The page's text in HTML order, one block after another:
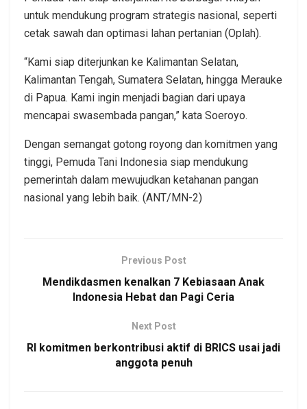
untuk mendukung program strategis nasional, seperti
cetak sawah dan optimasi lahan pertanian (Oplah).
“Kami siap diterjunkan ke Kalimantan Selatan,
Kalimantan Tengah, Sumatera Selatan, hingga Merauke
di Papua. Kami ingin menjadi bagian dari upaya
mencapai swasembada pangan,” kata Soeroyo.
Dengan semangat gotong royong dan komitmen yang
tinggi, Pemuda Tani Indonesia siap mendukung
pemerintah dalam mewujudkan ketahanan pangan
nasional yang lebih baik. (ANT/MN-2)
Previous Post
Mendikdasmen kenalkan 7 Kebiasaan Anak
Indonesia Hebat dan Pagi Ceria
Next Post
RI komitmen berkontribusi aktif di BRICS usai jadi
anggota penuh